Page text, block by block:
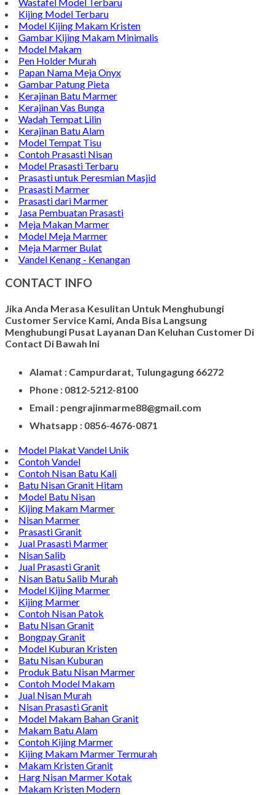
Kijing Model Terbaru
Model Kijing Makam Kristen
Gambar Kijing Makam Minimalis
Model Makam
Pen Holder Murah
Papan Nama Meja Onyx
Gambar Patung Pieta
Kerajinan Batu Marmer
Kerajinan Vas Bunga
Wadah Tempat Lilin
Kerajinan Batu Alam
Model Tempat Tisu
Contoh Prasasti Nisan
Model Prasasti Terbaru
Prasasti untuk Peresmian Masjid
Prasasti Marmer
Prasasti dari Marmer
Jasa Pembuatan Prasasti
Meja Makan Marmer
Model Meja Marmer
Meja Marmer Bulat
Vandel Kenang - Kenangan
CONTACT INFO
Jika Anda Merasa Kesulitan Untuk Menghubungi
Customer Service Kami, Anda Bisa Langsung
Menghubungi Pusat Layanan Dan Keluhan Customer Di
Contact Di Bawah Ini
Alamat : Campurdarat, Tulungagung 66272
Phone : 0812-5212-8100
Email : pengrajinmarme88@gmail.com
Whatsapp : 0856-4676-0871
Model Plakat Vandel Unik
Contoh Vandel
Contoh Nisan Batu Kali
Batu Nisan Granit Hitam
Model Batu Nisan
Kijing Makam Marmer
Nisan Marmer
Prasasti Granit
Jual Prasasti Marmer
Nisan Salib
Jual Prasasti Granit
Nisan Batu Salib Murah
Model Kijing Marmer
Kijing Marmer
Contoh Nisan Patok
Batu Nisan Granit
Bongpay Granit
Model Kuburan Kristen
Batu Nisan Kuburan
Produk Batu Nisan Marmer
Contoh Model Makam
Jual Nisan Murah
Nisan Prasasti Granit
Model Makam Bahan Granit
Makam Batu Alam
Contoh Kijing Marmer
Kijing Makam Marmer Termurah
Makam Kristen Granit
Harg Nisan Marmer Kotak
Makam Kristen Modern